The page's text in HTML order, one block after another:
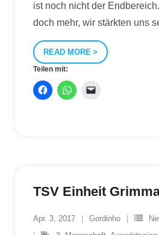
ist noch nicht der
doch mehr, wir stärkten uns
READ MORE
Teilen mit:
TSV Einheit
Apr. 3, 2017 Gordinho